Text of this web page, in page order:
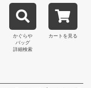
かぐらや
バッグ
詳細検索
カートを見る